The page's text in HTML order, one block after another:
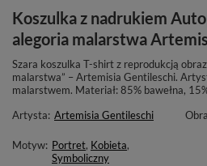
Koszulka z nadrukiem
alegoria malarstwa
Szara koszulka T-shirt z reprodukcją
malarstwa” – Artemisia Gentileschi.
malarstwem. Materiał: 85% bawełna,
Artysta: Artemisia Gentileschi
Motyw: Portret, Kobieta,
Symboliczny